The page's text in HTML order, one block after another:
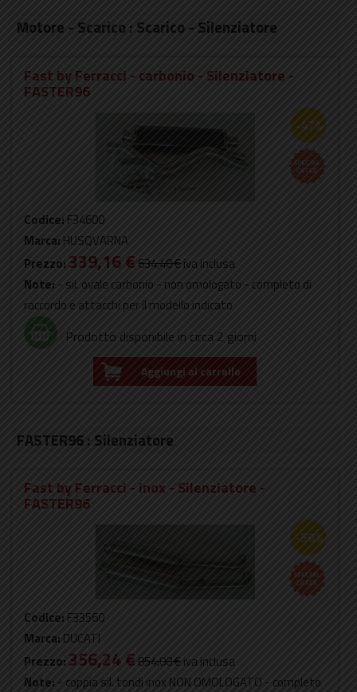
Motore - Scarico : Scarico - Silenziatore
Fast by Ferracci - carbonio - Silenziatore -
FASTER96
-47%
Codice: F34600
Marca: HUSQVARNA
Prezzo: 339,16 € 634,40 €iva inclusa
Note: - sil. ovale carbonio - non omologato - completo di
raccordo e attacchi per il modello indicato
Prodotto disponibile in circa 2 giorni
Aggiungi al carrello
FASTER96 : Silenziatore
Fast by Ferracci - inox - Silenziatore -
FASTER96
-58%
Codice: F33560
Marca: DUCATI
Prezzo: 356,24 € 854,00 €iva inclusa
Note: - coppia sil. tondi inox NON OMOLOGATO - completo